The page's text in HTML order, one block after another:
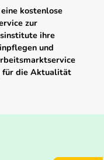
kostenlose
zur
ihre
und
für die Aktualität